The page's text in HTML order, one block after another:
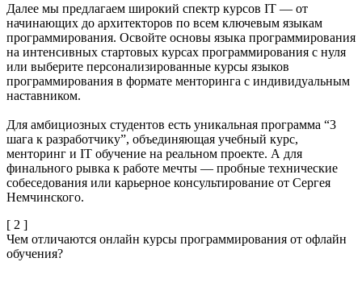
Далее мы предлагаем широкий спектр курсов ІТ — от
начинающих до архитекторов по всем ключевым языкам
программирования. Освойте основы языка программирования
на интенсивных стартовых курсах программирования с нуля
или выберите персонализированные курсы языков
программирования в формате менторинга с индивидуальным
наставником.
Для амбициозных студентов есть уникальная программа “3
шага к разработчику”, объединяющая учебный курс,
менторинг и ІТ обучение на реальном проекте. А для
финального рывка к работе мечты — пробные технические
собеседования или карьерное консультирование от Сергея
Немчинского.
[ 2 ]
Чем отличаются онлайн курсы программирования от офлайн
обучения?